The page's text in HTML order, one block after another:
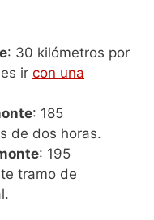
: 30 kilómetros por
ir con una
: 185
de dos horas.
: 195
tramo de